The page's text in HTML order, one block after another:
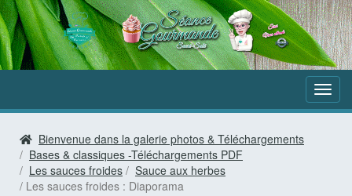
Aller
au
contenu
Bienvenue dans la galerie photos & Téléchargements
Bases & classiques -Téléchargements PDF
Les sauces froides
Sauce aux herbes
Les sauces froides : Diaporama